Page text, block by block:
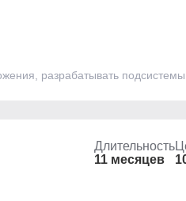
разрабатывать подсистемы
Длительность
11 месяцев